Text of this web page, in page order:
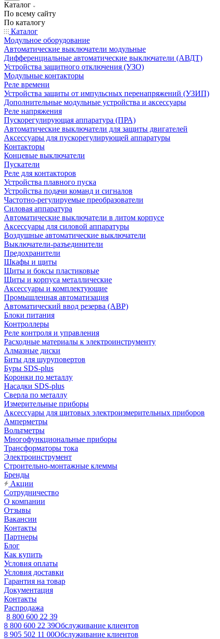
Каталог
По всему сайту
По каталогу
Каталог
Модульное оборудование
Автоматические выключатели модульные
Дифференциальные автоматические выключатели (АВДТ)
Устройства защитного отключения (УЗО)
Модульные контакторы
Реле времени
Устройства защиты от импульсных перенапряжений (УЗИП)
Дополнительные модульные устройства и аксессуары
Реле напряжения
Пускорегулирующая аппаратура (ПРА)
Автоматические выключатели для защиты двигателей
Аксессуары для пускорегулирующей аппаратуры
Контакторы
Концевые выключатели
Пускатели
Реле для контакторов
Устройства плавного пуска
Устройства подачи команд и сигналов
Частотно-регулируемые преобразователи
Силовая аппаратура
Автоматические выключатели в литом корпусе
Аксессуары для силовой аппаратуры
Воздушные автоматические выключатели
Выключатели-разъединители
Предохранители
Шкафы и щиты
Щиты и боксы пластиковые
Щиты и корпуса металлические
Аксессуары и комплектующие
Промышленная автоматизация
Автоматический ввод резерва (АВР)
Блоки питания
Контроллеры
Реле контроля и управления
Расходные материалы к электроинструменту
Алмазные диски
Биты для шуруповертов
Буры SDS-plus
Коронки по металлу
Насадки SDS-plus
Сверла по металлу
Измерительные приборы
Аксессуары для щитовых электроизмерительных приборов
Амперметры
Вольтметры
Многофункциональные приборы
Трансформаторы тока
Электроинструмент
Строительно-монтажные клеммы
Бренды
Акции
Сотрудничество
О компании
Отзывы
Вакансии
Контакты
Партнеры
Блог
Как купить
Условия оплаты
Условия доставки
Гарантия на товар
Документация
Контакты
Распродажа
8 800 600 22 39
8 800 600 22 39Обслуживание клиентов
8 905 502 11 00Обслуживание клиентов